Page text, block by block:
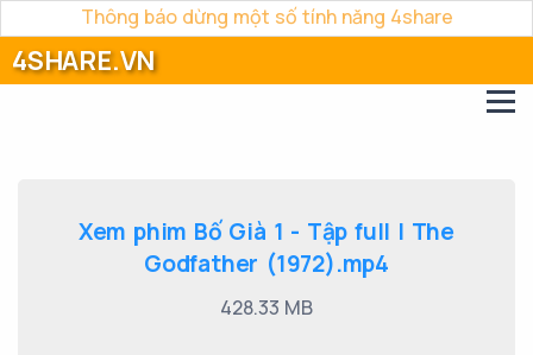
Thông báo dừng một số tính năng 4share
4SHARE.VN
Xem phim Bố Già 1 - Tập full | The
Godfather (1972).mp4
428.33 MB